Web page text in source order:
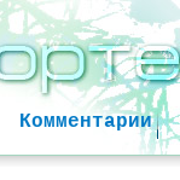
Комментарии